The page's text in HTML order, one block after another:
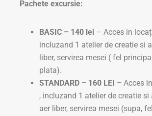
Pachete excursie:
BASIC – 140 lei – Acces in
incluzand 1 atelier de creatie si
liber, servirea mesei ( fel
plata).
STANDARD – 160 LEI – Acces
, incluzand 1 atelier de creatie
aer liber, servirea mesei (supa,